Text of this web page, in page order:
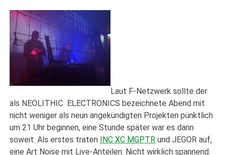
Laut F-Netzwerk sollte der
als NEOLITHIC ELECTRONICS bezeichnete Abend mit
nicht weniger als neun angekündigten Projekten pünktlich
um 21 Uhr beginnen, eine Stunde später war es dann
soweit. Als erstes traten
INC XC MGPTR und JEGOR auf,
eine Art Noise mit Live-Anteilen. Nicht wirklich spannend.